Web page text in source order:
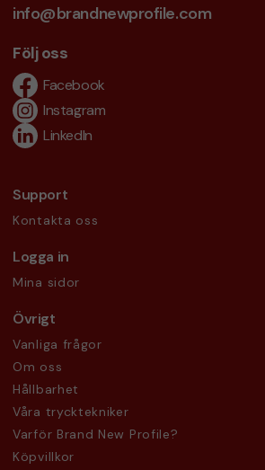
info@brandnewprofile.com
Följ oss
Facebook
Instagram
LinkedIn
Support
Kontakta oss
Logga in
Mina sidor
Övrigt
Vanliga frågor
Om oss
Hållbarhet
Våra trycktekniker
Varför Brand New Profile?
Köpvillkor